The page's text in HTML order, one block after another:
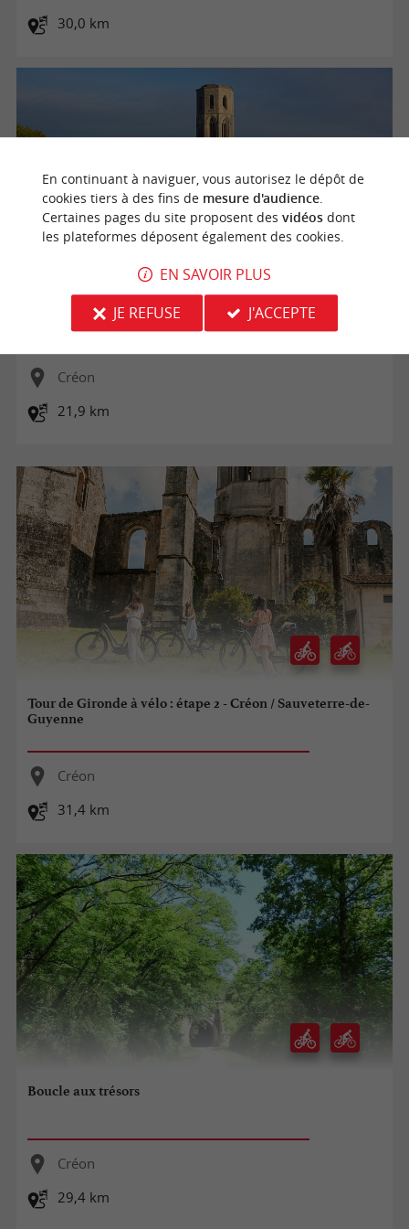
30,0 km
Iconiques à vélo : L'abbaye de la Sauve-Majeure
Créon
21,9 km
Tour de Gironde à vélo : étape 2 - Créon / Sauveterre-de-
Guyenne
Créon
31,4 km
Boucle aux trésors
Créon
29,4 km
En continuant à naviguer, vous autorisez le dépôt de
cookies tiers à des fins de mesure d'audience.
Certaines pages du site proposent des vidéosdont
les plateformes déposent également des cookies.
EN SAVOIR PLUS
JE REFUSE
J'ACCEPTE